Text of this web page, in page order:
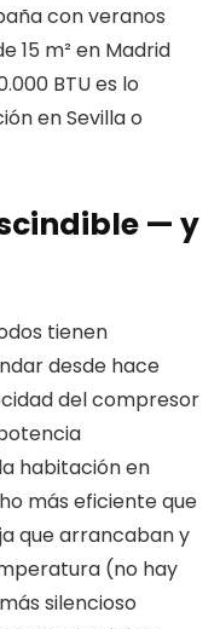
con veranos
15 m² en Madrid
BTU es lo
en Sevilla o
— y
tienen
desde hace
del compresor
habitación en
más eficiente que
que arrancaban y
(no hay
silencioso